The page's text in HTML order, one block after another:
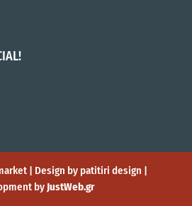
| Design by patitiri design |
by JustWeb.gr